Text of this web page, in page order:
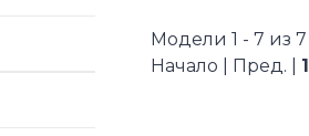
Модели 1 - 7 из 7
Начало | Пред. | 1